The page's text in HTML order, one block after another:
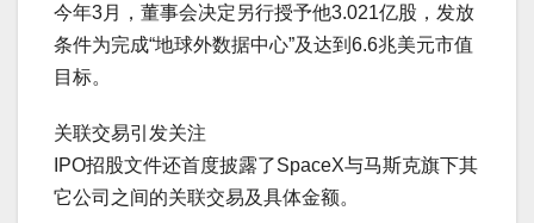
今年3月，董事会决定另行授予他3.021亿股，发放
条件为完成“地球外数据中心”及达到6.6兆美元市值
目标。
关联交易引发关注
IPO招股文件还首度披露了SpaceX与马斯克旗下其
它公司之间的关联交易及具体金额。